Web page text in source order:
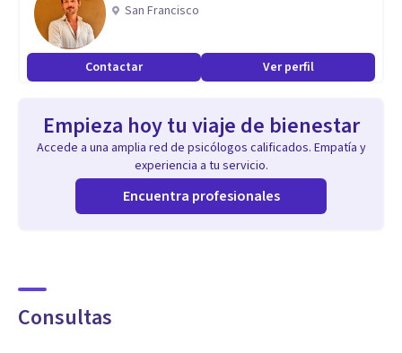
San Francisco
Contactar Ver perfil
Empieza hoy tu viaje de bienestar
Accede a una amplia red de psicólogos calificados. Empatía y
experiencia a tu servicio.
Encuentra profesionales
Consultas